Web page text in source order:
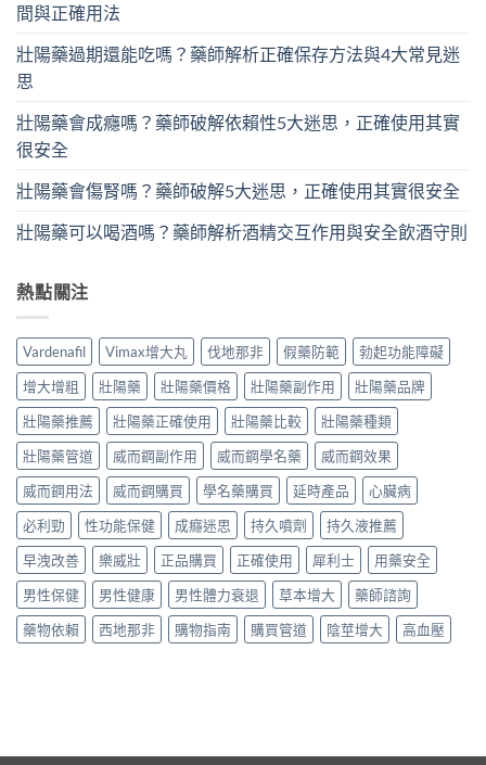
間與正確用法
壯陽藥過期還能吃嗎？藥師解析正確保存方法與4大常見迷
思
壯陽藥會成癮嗎？藥師破解依賴性5大迷思，正確使用其實
很安全
壯陽藥會傷腎嗎？藥師破解5大迷思，正確使用其實很安全
壯陽藥可以喝酒嗎？藥師解析酒精交互作用與安全飲酒守則
熱點關注
Vardenafil Vimax增大丸 伐地那非 假藥防範
勃起功能障礙
增大增粗
壯陽藥 壯陽藥價格 壯陽藥副作用
壯陽藥品牌
壯陽藥推薦
壯陽藥正確使用 壯陽藥比較
壯陽藥種類
壯陽藥管道
威而鋼副作用 威而鋼學名藥
威而鋼效果
威而鋼用法
威而鋼購買 學名藥購買 延時產品
心臟病
必利勁
性功能保健 成癮迷思 持久噴劑
持久液推薦
早洩改善
樂威壯 正品購買 正確使用 犀利士
用藥安全
男性保健
男性健康 男性體力衰退 草本增大
藥師諮詢
藥物依賴
西地那非 購物指南 購買管道 陰莖增大 高血壓